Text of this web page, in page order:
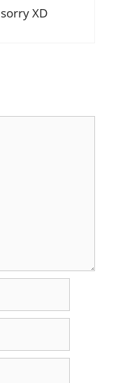
XD